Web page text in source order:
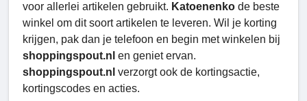
voor allerlei artikelen gebruikt. Katoenenko de beste
winkel om dit soort artikelen te leveren. Wil je korting
krijgen, pak dan je telefoon en begin met winkelen bij
shoppingspout.nl en geniet ervan.
shoppingspout.nl verzorgt ook de kortingsactie,
kortingscodes en acties.